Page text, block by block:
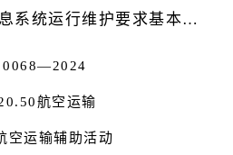
民用运输机场弱电信息系统运行维护要求基本信息
0068—2024
航空运输
空运输辅助活动